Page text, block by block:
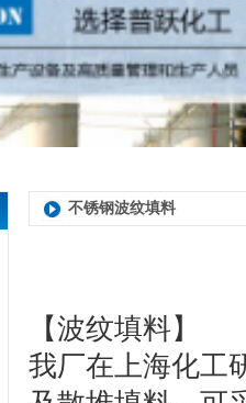
备
干燥、分散、混
备
蒸馏浓缩设备
其他设备
不锈钢波纹填料
【波纹填料】
我厂在上海化工